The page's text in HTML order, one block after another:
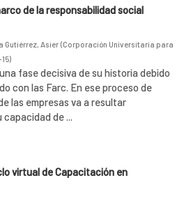
de la responsabilidad social
Gutiérrez, Asier (Corporación Universitaria para
)
fase decisiva de su historia debido
con las Farc. En ese proceso de
las empresas va a resultar
de ...
virtual de Capacitación en